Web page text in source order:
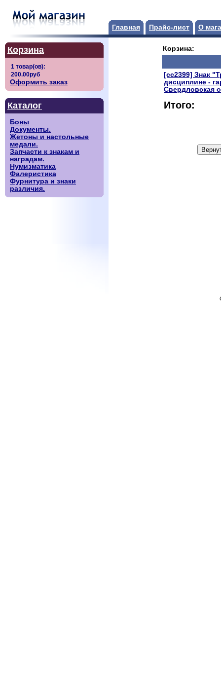
Главная Прайс-лист О
Корзина
Оформить заказ
Каталог
Боны
Документы.
Жетоны и настольные
медали.
Запчасти к знакам и
наградам.
Нумизматика
Фалеристика
Фурнитура и знаки
различия.
Корзина:
[сс2399] Знак
дисциплине -
Свердловская
Итого: